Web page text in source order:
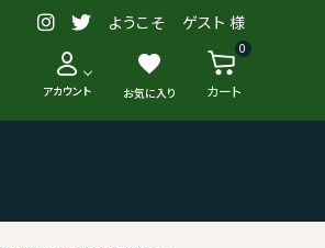
ようこそ ゲスト 様
アカウント
favorite
お気に入り
0
カート